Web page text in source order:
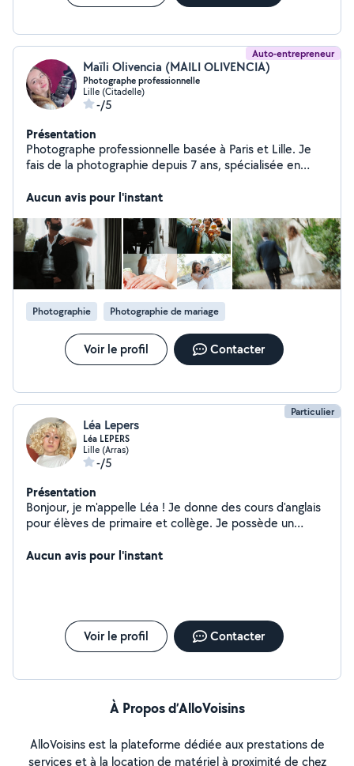
Auto-entrepreneur
Maïli Olivencia (MAILI OLIVENCIA)
Photographe professionnelle
Lille (Citadelle)
-/5
Présentation
Photographe professionnelle basée à Paris et Lille. Je
fais de la photographie depuis 7 ans, spécialisée en
Aucun avis pour l'instant
Photographie Photographie de mariage
Voir le profil Contacter
Particulier
Léa Lepers
Léa LEPERS
Lille (Arras)
-/5
Présentation
Bonjour, je m'appelle Léa ! Je donne des cours d'anglais
pour élèves de primaire et collège. Je possède un
services de photographie et retouches, étant en études
Aucun avis pour l'instant
Voir le profil Contacter
À Propos d’AlloVoisins
AlloVoisins est la plateforme dédiée aux prestations de
services et à la location de matériel à proximité de chez